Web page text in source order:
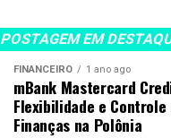
POSTAGEM EM
FINANCEIRO 1 ano ago
mBank Mastercard
Flexibilidade e Controle
Finanças na Polônia